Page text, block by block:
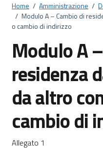
Home / Amministrazione /
/ Modulo A – Cambio di
o cambio di indirizzo
Modulo A
residenza
da altro
cambio di
Allegato 1